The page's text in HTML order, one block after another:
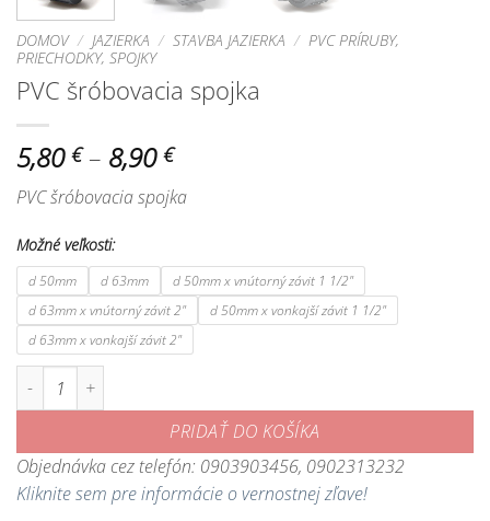
DOMOV / JAZIERKA / STAVBA JAZIERKA / PVC PRÍRUBY,
PRIECHODKY, SPOJKY
PVC šróbovacia spojka
5,80 € – 8,90 €Price
range:
5,80 €
8,90 €
PVC šróbovacia spojka
Možné veľkosti:
d 50mm d 63mm
d 50mm x vnútorný závit 1 1/2"
d 63mm x vnútorný závit 2"
d 50mm x vonkajší závit 1 1/2"
d 63mm x vonkajší závit 2"
množstvo PVC šróbovacia spojka
PRIDAŤ DO KOŠÍKA
Objednávka cez telefón: 0903903456, 0902313232
Kliknite sem pre informácie o vernostnej zľave!